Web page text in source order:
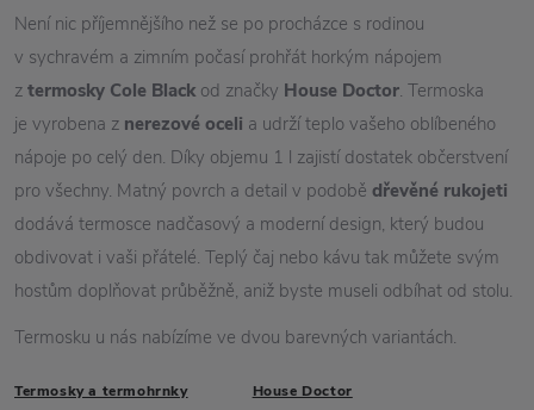
Není nic příjemnějšího než se po procházce s rodinou
v sychravém a zimním počasí prohřát horkým nápojem
z termosky Cole Black od značky House Doctor. Termoska
je vyrobena z nerezové oceli a udrží teplo vašeho oblíbeného
nápoje po celý den. Díky objemu 1 l zajistí dostatek občerstvení
pro všechny. Matný povrch a detail v podobě dřevěné rukojeti
dodává termosce nadčasový a moderní design, který budou
obdivovat i vaši přátelé. Teplý čaj nebo kávu tak můžete svým
hostům doplňovat průběžně, aniž byste museli odbíhat od stolu.
Termosku u nás nabízíme ve dvou barevných variantách.
Termosky a termohrnky House Doctor